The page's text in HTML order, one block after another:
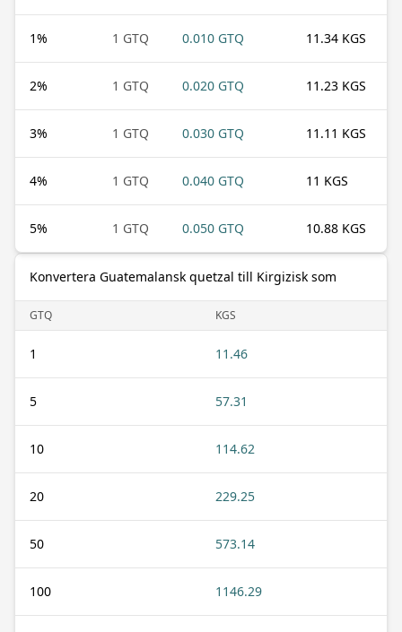
1% 1 GTQ 0.010 GTQ 11.34 KGS
2% 1 GTQ 0.020 GTQ 11.23 KGS
3% 1 GTQ 0.030 GTQ 11.11 KGS
4% 1 GTQ 0.040 GTQ 11 KGS
5% 1 GTQ 0.050 GTQ 10.88 KGS
Konvertera Guatemalansk quetzal till Kirgizisk som
GTQ KGS
1 11.46
5 57.31
10 114.62
20 229.25
50 573.14
100 1146.29